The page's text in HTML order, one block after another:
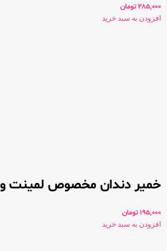
285,000 تومان
افزودن به سبد خرید
خمیر دندان مخصوص لمینت و
195,000 تومان
افزودن به سبد خرید